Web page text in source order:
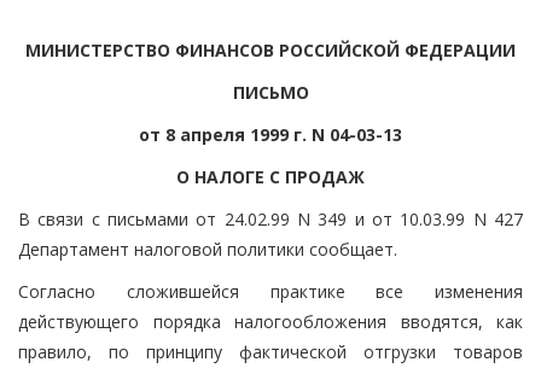
МИНИСТЕРСТВО ФИНАНСОВ РОССИЙСКОЙ ФЕДЕРАЦИИ
ПИСЬМО
от 8 апреля 1999 г. N 04-03-13
О НАЛОГЕ С ПРОДАЖ
В связи с письмами от 24.02.99 N 349 и от 10.03.99 N 427
Департамент налоговой политики сообщает.
Согласно сложившейся практике все изменения
действующего порядка налогообложения вводятся, как
правило, по принципу фактической отгрузки товаров